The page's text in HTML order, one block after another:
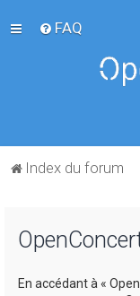
FAQ
Index du forum
En accédant à «